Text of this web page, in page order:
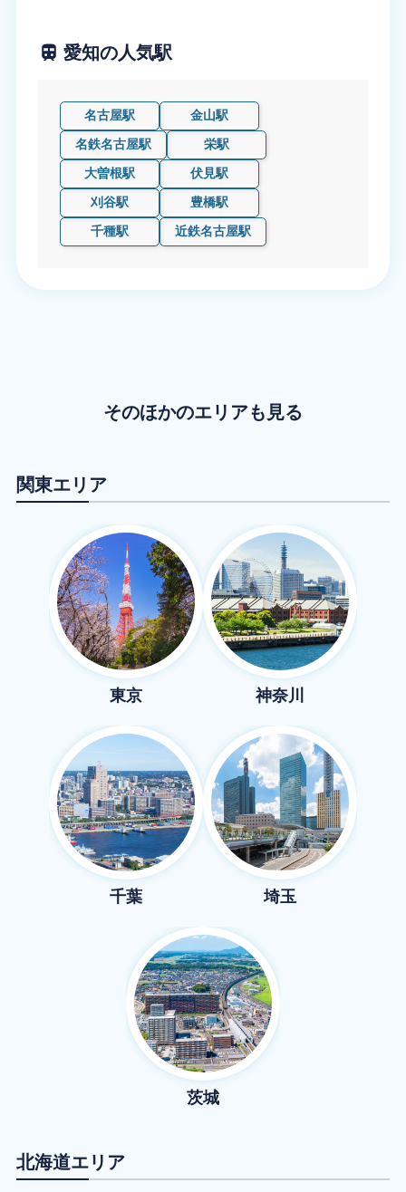
愛知の人気駅
名古屋駅
金山駅
名鉄名古屋駅
栄駅
大曽根駅
伏見駅
刈谷駅
豊橋駅
千種駅
近鉄名古屋駅
そのほかのエリアも見る
関東エリア
東京 神奈川
千葉 埼玉
茨城
北海道エリア